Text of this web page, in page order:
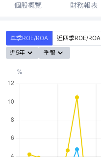
個股概覽 財務報表
單季ROE/ROA
近四季ROE/ROA
近5年
季報